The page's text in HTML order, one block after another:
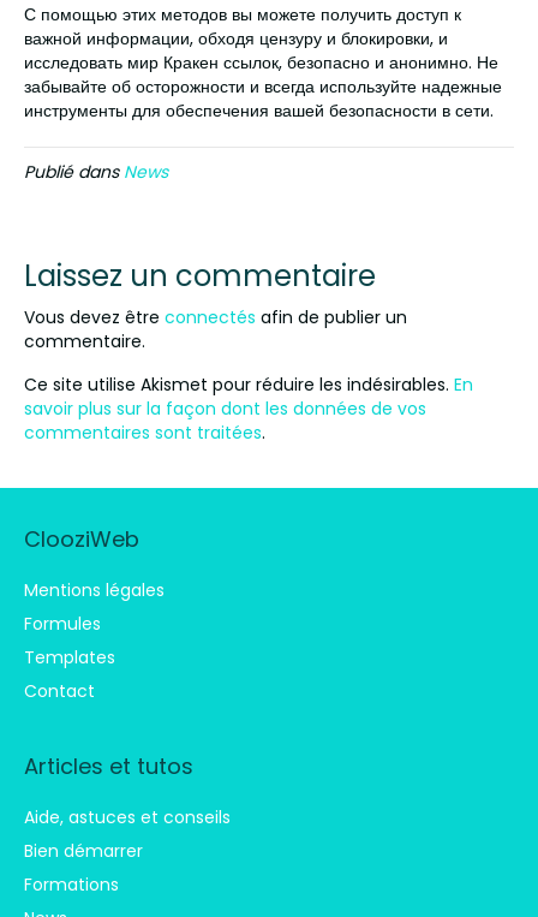
С помощью этих методов вы можете получить доступ к
важной информации, обходя цензуру и блокировки, и
исследовать мир Кракен ссылок, безопасно и анонимно. Не
забывайте об осторожности и всегда используйте надежные
инструменты для обеспечения вашей безопасности в сети.
Publié dans News
Laissez un commentaire
Vous devez être connectés afin de publier un
commentaire.
Ce site utilise Akismet pour réduire les indésirables. En
savoir plus sur la façon dont les données de vos
commentaires sont traitées.
ClooziWeb
Mentions légales
Formules
Templates
Contact
Articles et tutos
Aide, astuces et conseils
Bien démarrer
Formations